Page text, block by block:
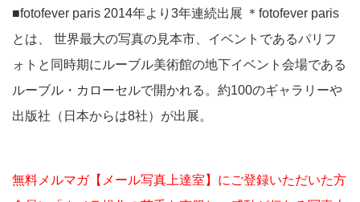
■fotofever paris 2014年より3年連続出展 ＊fotofever paris
とは、 世界最大の写真の見本市、イベントであるパリフ
ォトと同時期にルーブル美術館の地下イベント会場である
ルーブル・カローセルで開かれる。約100のギャラリーや
出版社（日本からは8社）が出展。
無料メルマガ【メール写真上達室】にご登録いただいた方